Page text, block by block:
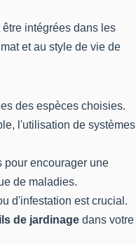
intégrées dans les
et au style de vie de
des espèces choisies.
l'utilisation de systèmes
pour encourager une
de maladies.
d'infestation est crucial.
de jardinage dans votre